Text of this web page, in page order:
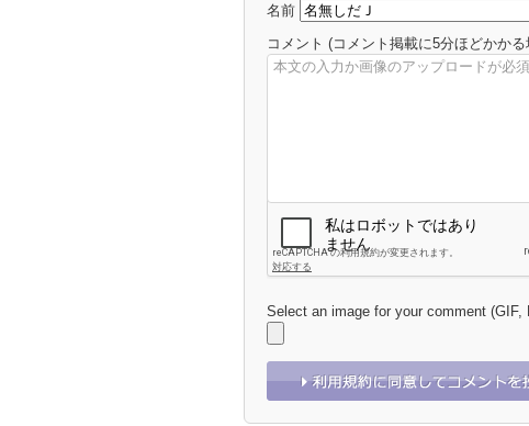
名前
コメント (コメント掲載に5分ほどかか
Select an image for your comment